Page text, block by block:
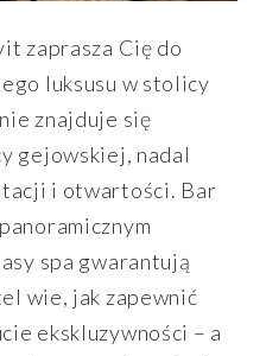
zaprasza Cię do
luksusu w stolicy
znajduje się
gejowskiej, nadal
i otwartości. Bar
spa gwarantują
wie, jak zapewnić
ekskluzywności – a